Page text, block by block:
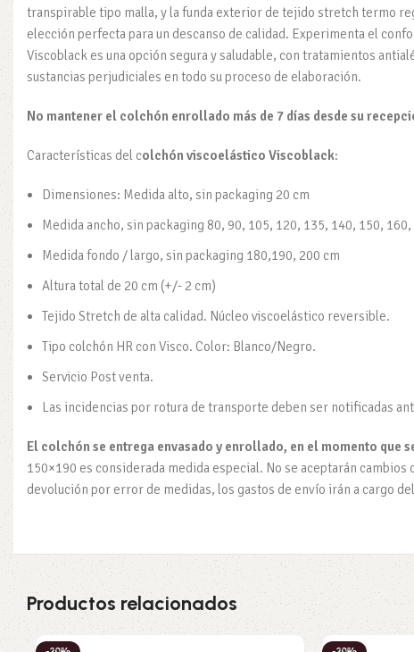
transpirable tipo malla, y la funda exterior de tejido stretch termo
elección perfecta para un descanso de calidad. Experimenta el
Viscoblack es una opción segura y saludable, con tratamientos
sustancias perjudiciales en todo su proceso de elaboración.
No mantener el colchón enrollado más de 7 días desde su
Características del colchón viscoelástico Viscoblack:
Dimensiones: Medida alto, sin packaging 20 cm
Medida ancho, sin packaging 80, 90, 105, 120, 135, 140, 150,
Medida fondo / largo, sin packaging 180,190, 200 cm
Altura total de 20 cm (+/- 2 cm)
Tejido Stretch de alta calidad. Núcleo viscoelástico reversible.
Tipo colchón HR con Visco. Color: Blanco/Negro.
Servicio Post venta.
Las incidencias por rotura de transporte deben ser notificadas
El colchón se entrega envasado y enrollado, en el momento
150×190 es considerada medida especial. No se aceptarán
devolución por error de medidas, los gastos de envío irán a cargo
Productos relacionados